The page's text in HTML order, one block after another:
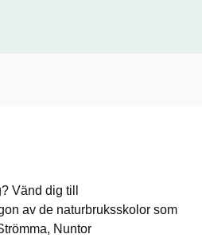
Vänd dig till
av de naturbruksskolor som
Nuntor